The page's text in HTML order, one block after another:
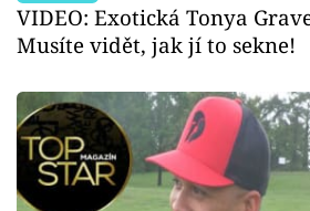
VIDEO: Exotická Tonya
Musíte vidět, jak jí to sekne!